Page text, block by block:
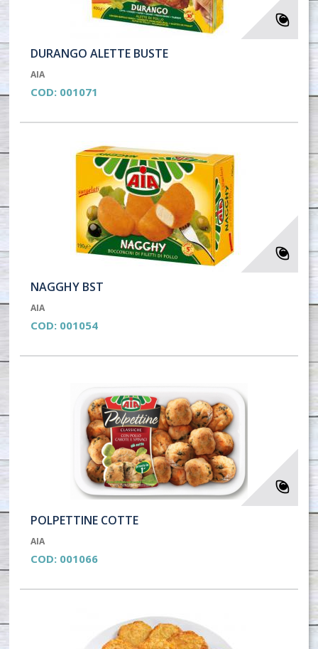
DURANGO ALETTE BUSTE
AIA
COD: 001071
NAGGHY BST
AIA
COD: 001054
POLPETTINE COTTE
AIA
COD: 001066